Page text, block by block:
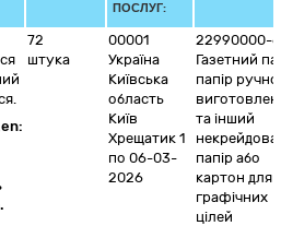
ПОСЛУГ:
72
штука
00001
Україна
Київська
область
Київ
Хрещатик 1
по 06-03-
2026
22990000-6
Газетний
папір
та інший
папір або
картон для
графічних
цілей